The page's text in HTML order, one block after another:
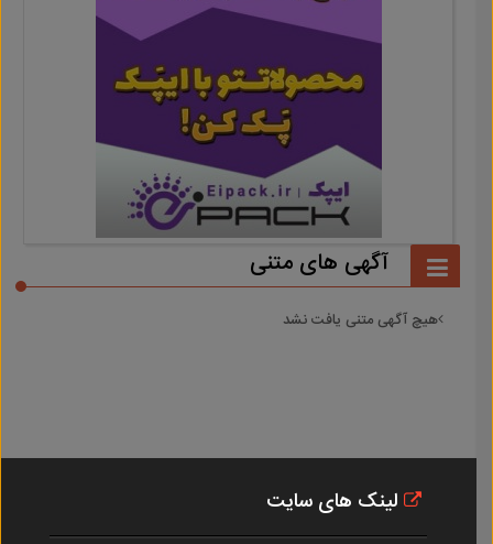
آگهی های متنی
هیچ آگهی متنی یافت نشد
لینک های سایت